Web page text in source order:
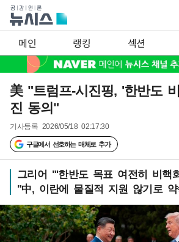
메인 랭킹 섹션
美 "트럼프-시진핑, '한반도
진 동의"
기사등록 2026/05/18 02:17:30
구글에서 선호하는 매체로 추가
그리어 "'한반도 목표 여전히 비핵
"中, 이란에 물질적 지원 않기로 약